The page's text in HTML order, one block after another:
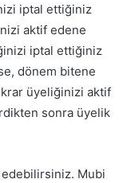
iptal ettiğiniz
aktif edene
iptal ettiğiniz
dönem bitene
üyeliğinizi aktif
sonra üyelik
Mubi